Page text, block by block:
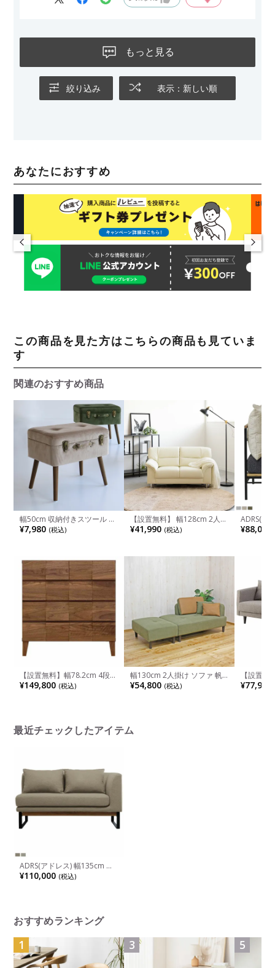
もっと見る
絞り込み 表示：新しい順
あなたにおすすめ
この商品を見た方はこちらの商品も見ていま
す
関連のおすすめ商品
幅50cm 収納付きスツール ト
ランク型 収納付き 椅子 スツ
ール 脚付き ボックススツー
¥7,980 (税込)
【設置無料】 幅128cm 2人掛
け ソファ 合皮 PVCレザー 肘
付き 脚付き I字 ローソファ フ
アイボリー ブラウン ブラッ
¥41,990 (税込)
ADRS(ア
ナーソフ
ーナー シ
¥88,000
【設置無料】幅78.2cm 4段チ
ェスト ウォールナット 無垢
材 桐材 洋服収納 おしゃれ 衣
¥149,800 (税込)
幅130cm 2人掛け ソファ 帆
布 ワイドスツール付き コン
セント付き カウチソファ レ
¥54,800 (税込)
【設置
掛け ソフ
プ使用可
¥77,900
最近チェックしたアイテム
ADRS(アドレス) 幅135cm リ
ビングダイニングソファ 2人
掛け トロン ソファ 左ひじ 片
¥110,000 (税込)
おすすめランキング
1 3 5